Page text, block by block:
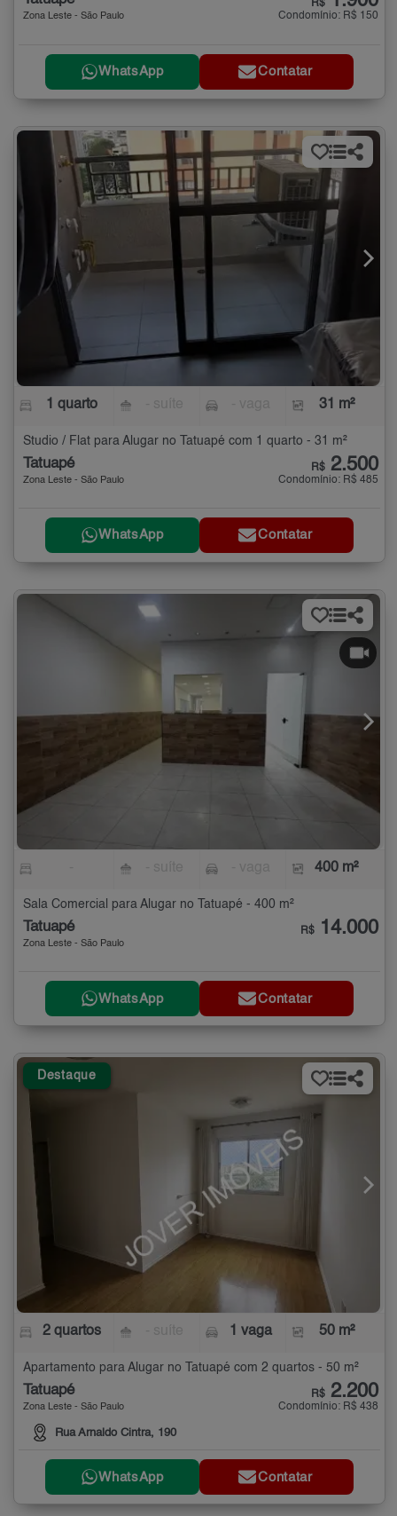
Zona Leste - São Paulo
R$
Condomínio: R$ 150
WhatsApp Contatar
1 quarto 31 m²
Studio / Flat para Alugar no Tatuapé com 1 quarto - 31 m²
Tatuapé
Zona Leste - São Paulo
R$ 2.500
Condomínio: R$ 485
WhatsApp Contatar
400 m²
Sala Comercial para Alugar no Tatuapé - 400 m²
Tatuapé
Zona Leste - São Paulo
R$ 14.000
WhatsApp Contatar
Destaque
2 quartos 1 vaga 50 m²
Apartamento para Alugar no Tatuapé com 2 quartos - 50 m²
Tatuapé
Zona Leste - São Paulo
Rua Arnaldo Cintra, 190
R$ 2.200
Condomínio: R$ 438
WhatsApp Contatar